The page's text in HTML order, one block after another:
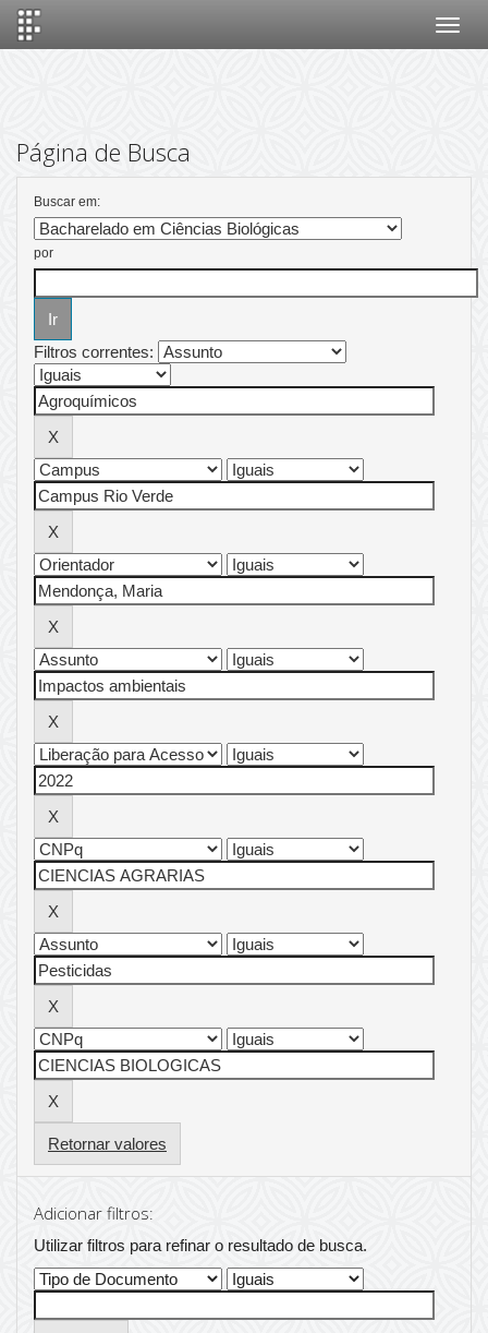
Página de Busca
Buscar em:
por
Filtros correntes:
Retornar valores
Adicionar filtros:
Utilizar filtros para refinar o resultado de busca.